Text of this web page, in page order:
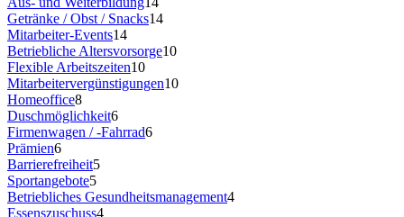
Getränke / Obst / Snacks14
Mitarbeiter-Events14
Betriebliche Altersvorsorge10
Flexible Arbeitszeiten10
Mitarbeitervergünstigungen10
Homeoffice8
Duschmöglichkeit6
Firmenwagen / -Fahrrad6
Prämien6
Barrierefreiheit5
Sportangebote5
Betriebliches Gesundheitsmanagement4
Essenszuschuss4